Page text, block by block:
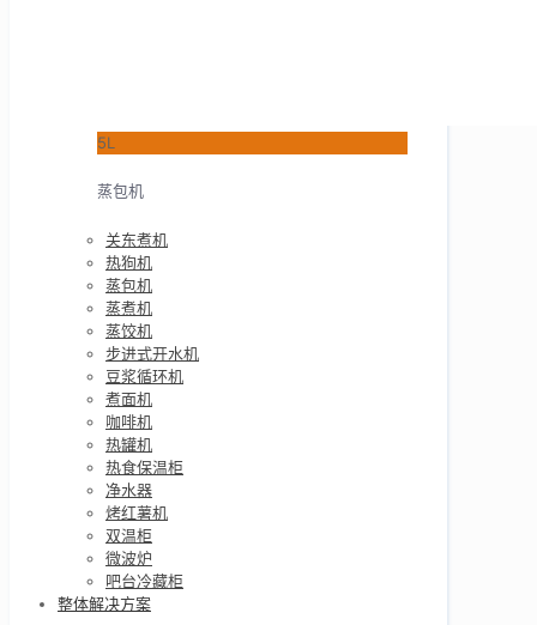
5L
蒸包机
关东煮机
热狗机
蒸包机
蒸煮机
蒸饺机
步进式开水机
豆浆循环机
煮面机
咖啡机
热罐机
热食保温柜
净水器
烤红薯机
双温柜
微波炉
吧台冷藏柜
整体解决方案